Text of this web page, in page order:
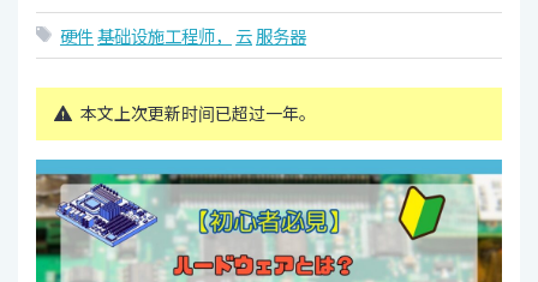
硬件基础设施工程师， 云服务器
本文上次更新时间已超过一年。